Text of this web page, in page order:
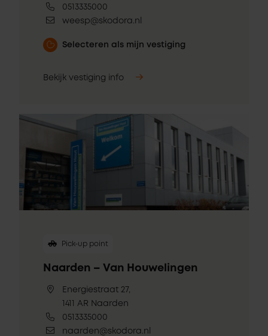
0513335000
weesp@skodora.nl
Selecteren als mijn vestiging
Bekijk vestiging info
Pick-up point
Naarden – Van Houwelingen
Energiestraat 27,
1411 AR Naarden
0513335000
naarden@skodora.nl